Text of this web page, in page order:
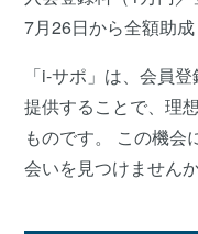
7月26日から全額助成
「i-サポ」は、会員
提供することで、理
ものです。 この機会
会いを見つけません